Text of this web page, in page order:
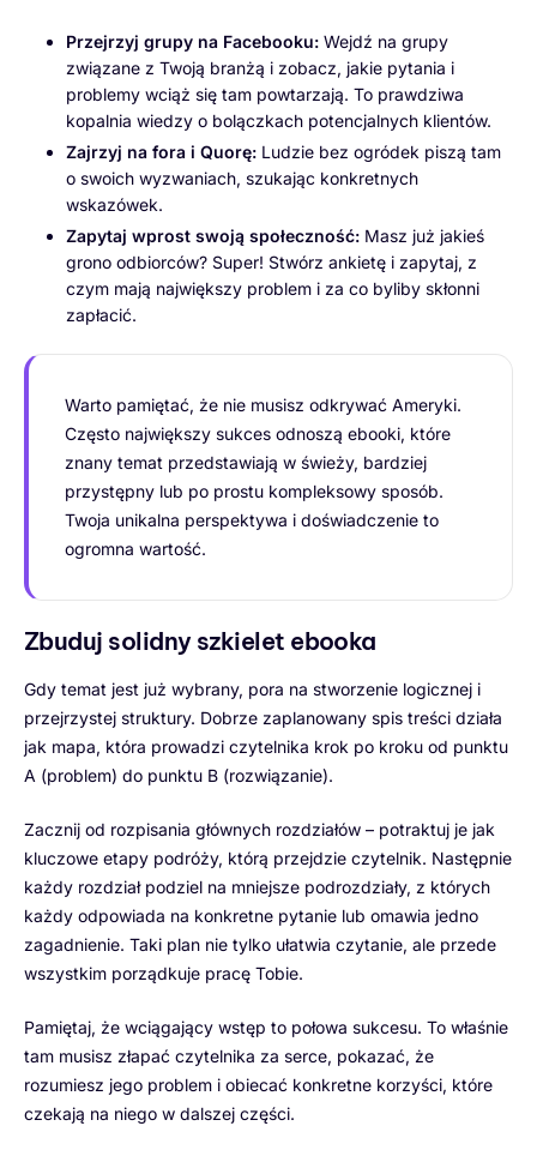
Przejrzyj grupy na Facebooku: Wejdź na grupy
związane z Twoją branżą i zobacz, jakie pytania i
problemy wciąż się tam powtarzają. To prawdziwa
kopalnia wiedzy o bolączkach potencjalnych klientów.
Zajrzyj na fora i Quorę: Ludzie bez ogródek piszą tam
o swoich wyzwaniach, szukając konkretnych
wskazówek.
Zapytaj wprost swoją społeczność: Masz już jakieś
grono odbiorców? Super! Stwórz ankietę i zapytaj, z
czym mają największy problem i za co byliby skłonni
zapłacić.
Warto pamiętać, że nie musisz odkrywać Ameryki.
Często największy sukces odnoszą ebooki, które
znany temat przedstawiają w świeży, bardziej
przystępny lub po prostu kompleksowy sposób.
Twoja unikalna perspektywa i doświadczenie to
ogromna wartość.
Zbuduj solidny szkielet ebooka
Gdy temat jest już wybrany, pora na stworzenie logicznej i
przejrzystej struktury. Dobrze zaplanowany spis treści działa
jak mapa, która prowadzi czytelnika krok po kroku od punktu
A (problem) do punktu B (rozwiązanie).
Zacznij od rozpisania głównych rozdziałów – potraktuj je jak
kluczowe etapy podróży, którą przejdzie czytelnik. Następnie
każdy rozdział podziel na mniejsze podrozdziały, z których
każdy odpowiada na konkretne pytanie lub omawia jedno
zagadnienie. Taki plan nie tylko ułatwia czytanie, ale przede
wszystkim porządkuje pracę Tobie.
Pamiętaj, że wciągający wstęp to połowa sukcesu. To właśnie
tam musisz złapać czytelnika za serce, pokazać, że
rozumiesz jego problem i obiecać konkretne korzyści, które
czekają na niego w dalszej części.